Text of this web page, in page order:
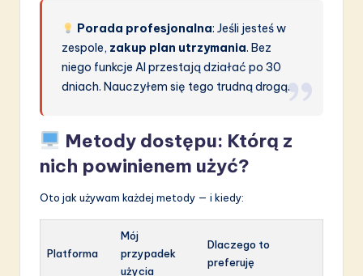
Porada profesjonalna: Jeśli jesteś w
zespole, zakup plan utrzymania. Bez
niego funkcje AI przestają działać po 30
dniach. Nauczyłem się tego trudną drogą.
Metody dostępu: Którą z
nich powinienem użyć?
Oto jak używam każdej metody — i kiedy:
Platforma
Mój
przypadek
użycia
Dlaczego to
preferuję